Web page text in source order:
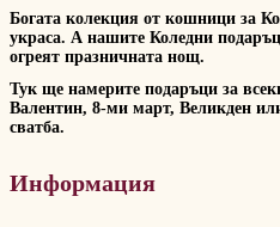
Богата колекция от кошници за
украса. А нашите Коледни
огреят празничната нощ.
Тук ще намерите подаръци за
Валентин, 8-ми март, Великден
сватба.
Информация